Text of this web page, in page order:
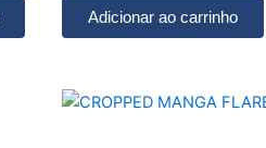
Adicionar ao carrinho